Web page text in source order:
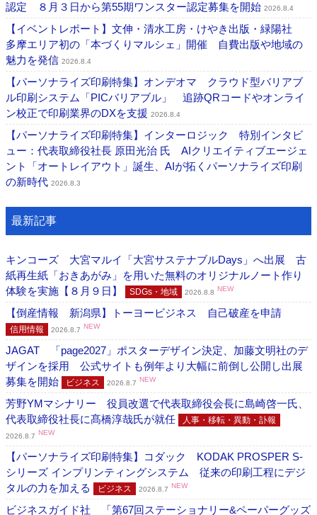
認定 ８月３日から第55期ワンスター認定募集を開始 2026.8.4
【イベントレポート】文伸・清水工房・けやき出版・緑陽社
多摩エリア初の「本づくりマルシェ」開催 自費出版や地域の
魅力を発信 2026.8.4
【パーソナライズ印刷特集】オンデオマ クラウド型バリアブ
ル印刷システム「PICバリアブル」 追跡QRコードやオンライ
ン校正で印刷業界のDXを支援 2026.8.4
【パーソナライズ印刷特集】インターロジック 特別インタビ
ュー：代表取締役社長 原田光治 氏 AIクリエイティブエージェ
ント「オートレイアウト」誕生、AIが拓くパーソナライズ印刷
の新時代 2026.8.3
最新記事
キンコーズ 大宮マルイ「大宮サステナブルDays」へ出展 古
紙再生紙「おきあがみ」を用いた無料のオリジナルノート作り
体験を実施【８月９日】
SDGs・地域 2026.8.8 NEW
【倒産情報 新潟県】トーヨービジネス 自己破産を申請
信用情報 2026.8.7 NEW
JAGAT 「page2027」ポスターデザイン決定、加藤文明社のデ
ザインを採用 公式サイトも例年より大幅に前倒し公開し出展
募集を開始
ビジネス 2026.8.7 NEW
芳野YMマシナリー 役員改選で代表取締役会長に島崎啓一氏、
代表取締役社長に髙橋淳哉氏が就任
人事・移転・異動・訃報
2026.8.7 NEW
【パーソナライズ印刷特集】コダック KODAK PROSPER S-
シリーズ インプリンティングシステム 従来の印刷工程にデジ
タルの力を加える
ビジネス 2026.8.7 NEW
ビジネスガイド社 「第67回ステーショナリー&ペーパーグッズ